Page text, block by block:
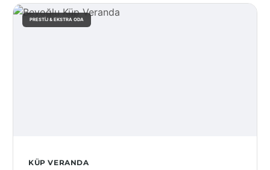
PRESTIJ & EKSTRA ODA
KÜP VERANDA